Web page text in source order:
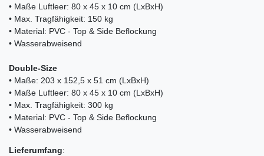
• Maße Luftleer: 80 x 45 x 10 cm (LxBxH)
• Max. Tragfähigkeit: 150 kg
• Material: PVC - Top & Side Beflockung
• Wasserabweisend
Double-Size
• Maße: 203 x 152,5 x 51 cm (LxBxH)
• Maße Luftleer: 80 x 45 x 10 cm (LxBxH)
• Max. Tragfähigkeit: 300 kg
• Material: PVC - Top & Side Beflockung
• Wasserabweisend
Lieferumfang: